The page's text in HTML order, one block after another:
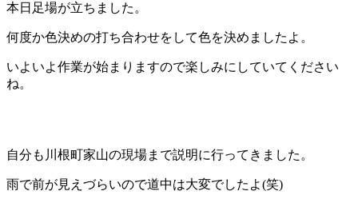
本日足場が立ちました。
何度か色決めの打ち合わせをして色を決めましたよ。
いよいよ作業が始まりますので楽しみにしていてください
ね。
自分も川根町家山の現場まで説明に行ってきました。
雨で前が見えづらいので道中は大変でしたよ(笑)